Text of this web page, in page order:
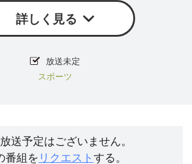
詳しく見る
放送未定
スポーツ
送予定はございません。
番組を リクエストする。